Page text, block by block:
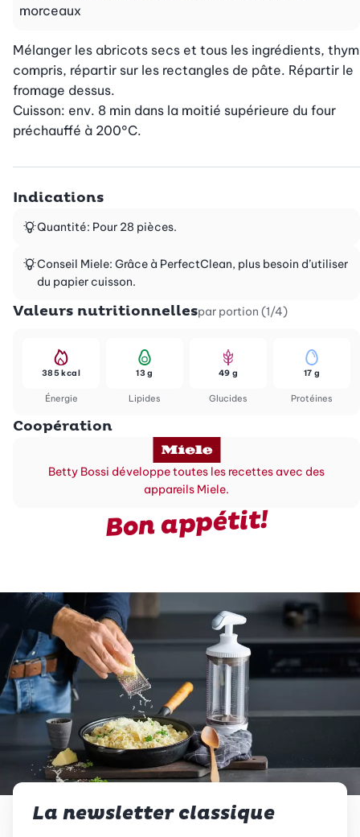
morceaux
Mélanger les abricots secs et tous les ingrédients, thym
compris, répartir sur les rectangles de pâte. Répartir le
fromage dessus.
Cuisson: env. 8 min dans la moitié supérieure du four
préchauffé à 200°C.
Indications
Quantité: Pour 28 pièces.
Conseil Miele: Grâce à PerfectClean, plus besoin d’utiliser
du papier cuisson.
Valeurs nutritionnellespar portion (1/4)
Énergie
385 kcal
Lipides
13 g
Glucides
49 g
Protéines
17 g
Coopération
Betty Bossi développe toutes les recettes avec des
appareils Miele.
Bon appétit!
La newsletter classique